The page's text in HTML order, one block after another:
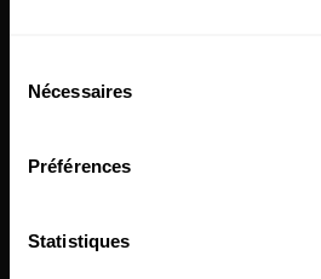
Nécessaires
Préférences
Statistiques
Capteurs